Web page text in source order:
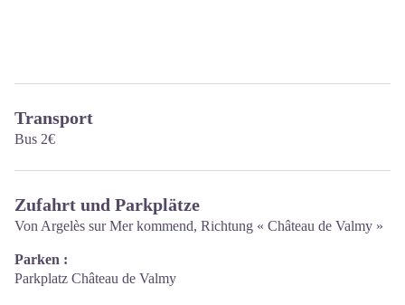
Transport
Bus 2€
Zufahrt und Parkplätze
Von Argelès sur Mer kommend, Richtung « Château de Valmy »
Parken :
Parkplatz Château de Valmy